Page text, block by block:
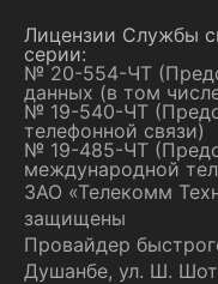
Лицензии Службы
серии:
№ 20-554-ЧТ
данных (в том
№ 19-540-ЧТ
телефонной связи)
№ 19-485-ЧТ
международной
ЗАО «Телекомм
защищены
Провайдер
Душанбе, ул. Ш.